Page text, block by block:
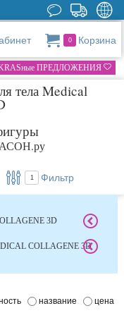
0 Корзина
ПРЕДЛОЖЕНИЯ
тела Medical
1 Фильтр
3D
COLLAGENE 3D
название цена